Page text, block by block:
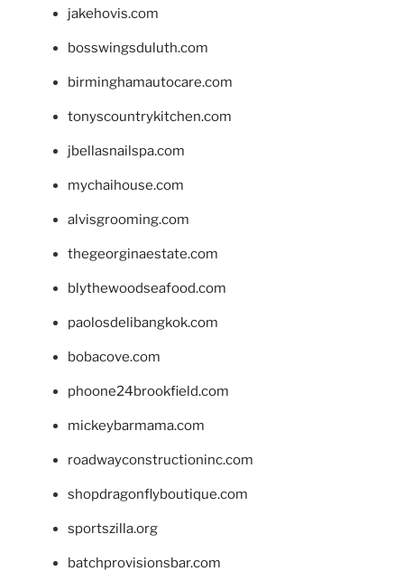
jakehovis.com
bosswingsduluth.com
birminghamautocare.com
tonyscountrykitchen.com
jbellasnailspa.com
mychaihouse.com
alvisgrooming.com
thegeorginaestate.com
blythewoodseafood.com
paolosdelibangkok.com
bobacove.com
phoone24brookfield.com
mickeybarmama.com
roadwayconstructioninc.com
shopdragonflyboutique.com
sportszilla.org
batchprovisionsbar.com